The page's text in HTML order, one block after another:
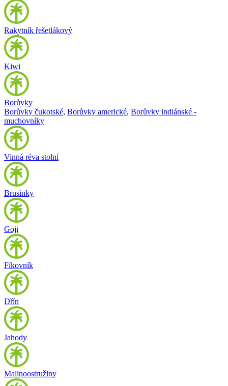
Rakytník řešetlákový
Kiwi
Borůvky
Borůvky čukotské, Borůvky americké, Borůvky indiánské -
muchovníky
Vinná réva stolní
Brusinky
Goji
Fíkovník
Dřín
Jahody
Malinoostružiny